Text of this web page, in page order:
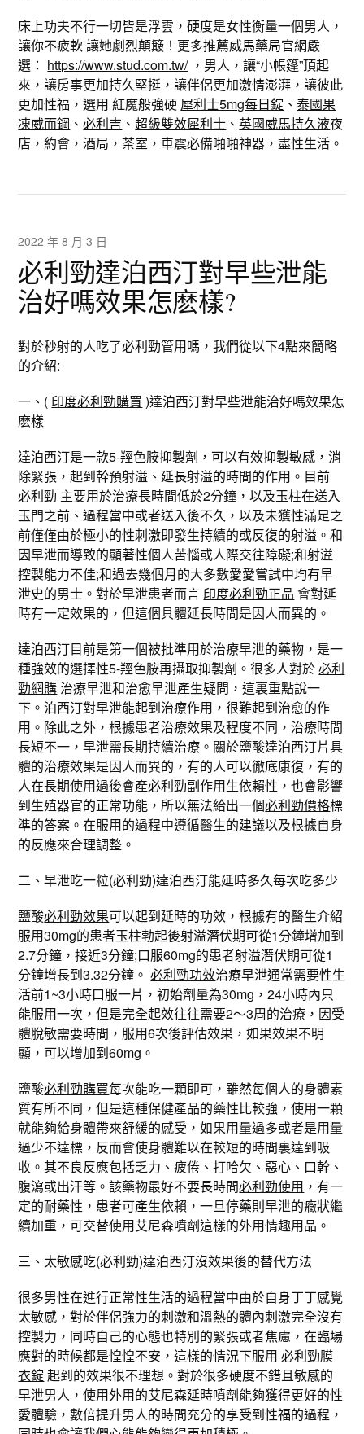
床上功夫不行一切皆是浮雲，硬度是女性衡量一個男人，
讓你不疲軟 讓她劇烈顛簸！更多推薦威馬藥局官網嚴
選： https://www.stud.com.tw/，男人，讓“小帳篷”頂起
來，讓房事更加持久堅挺，讓伴侶更加激情澎湃，讓彼此
更加性福，選用 紅魔般強硬 犀利士5mg每日錠 、泰國果
凍威而鋼 、必利吉 、超級雙效犀利士 、英國威馬持久液夜
店，約會，酒局，茶室，車震必備啪啪神器，盡性生活。
2022 年 8 月 3 日
必利勁達泊西汀對早些泄能
治好嗎效果怎麽樣?
對於秒射的人吃了必利勁管用嗎，我們從以下4點來簡略
的介紹:
一、( 印度必利勁購買 )達泊西汀對早些泄能治好嗎效果怎
麽樣
達泊西汀是一款5-羥色胺抑製劑，可以有效抑製敏感，消
除緊張，起到幹預射溢、延長射溢的時間的作用。目前
必利勁 主要用於治療長時間低於2分鐘，以及玉柱在送入
玉門之前、過程當中或者送入後不久，以及未獲性滿足之
前僅僅由於極小的性刺激即發生持續的或反復的射溢。和
因早泄而導致的顯著性個人苦惱或人際交往障礙;和射溢
控製能力不佳;和過去幾個月的大多數愛愛嘗試中均有早
泄史的男士。對於早泄患者而言 印度必利勁正品 會對延
時有一定效果的，但這個具體延長時間是因人而異的。
達泊西汀目前是第一個被批準用於治療早泄的藥物，是一
種強效的選擇性5-羥色胺再攝取抑製劑。很多人對於必利
勁網購 治療早泄和治愈早泄產生疑問，這裏重點說一
下。泊西汀對早泄能起到治療作用，很難起到治愈的作
用。除此之外，根據患者治療效果及程度不同，治療時間
長短不一，早泄需長期持續治療。關於鹽酸達泊西汀片具
體的治療效果是因人而異的，有的人可以徹底康復，有的
人在長期使用過後會產必利勁副作用生依賴性，也會影響
到生殖器官的正常功能，所以無法給出一個必利勁價格標
準的答案。在服用的過程中遵循醫生的建議以及根據自身
的反應來合理調整。
二、早泄吃一粒(必利勁)達泊西汀能延時多久每次吃多少
鹽酸必利勁效果可以起到延時的功效，根據有的醫生介紹
服用30mg的患者玉柱勃起後射溢潛伏期可從1分鐘增加到
2.7分鐘，接近3分鐘;口服60mg的患者射溢潛伏期可從1
分鐘增長到3.32分鐘。必利勁功效治療早泄通常需要性生
活前1~3小時口服一片，初始劑量為30mg，24小時內只
能服用一次，但是完全起效往往需要2～3周的治療，因受
體脫敏需要時間，服用6次後評估效果，如果效果不明
顯，可以增加到60mg。
鹽酸必利勁購買每次能吃一顆即可，雖然每個人的身體素
質有所不同，但是這種保健產品的藥性比較強，使用一顆
就能夠給身體帶來舒緩的感受，如果用量過多或者是用量
過少不達標，反而會使身體難以在較短的時間裏達到吸
收。其不良反應包括乏力、疲倦、打哈欠、惡心、口幹、
腹瀉或出汗等。該藥物最好不要長時間必利勁使用 ，有一
定的耐藥性，患者可產生依賴，一旦停藥則早泄的癥狀繼
續加重，可交替使用艾尼森噴劑這樣的外用情趣用品。
三、太敏感吃(必利勁)達泊西汀沒效果後的替代方法
很多男性在進行正常性生活的過程當中由於自身丁丁感覺
太敏感，對於伴侶強力的刺激和溫熱的體內刺激完全沒有
控製力，同時自己的心態也特別的緊張或者焦慮，在臨場
應對的時候都是惶惶不安，這樣的情況下服用必利勁膜
衣錠 起到的效果很不理想。對於很多硬度不錯且敏感的
早泄男人，使用外用的艾尼森延時噴劑能夠獲得更好的性
愛體驗，數倍提升男人的時間充分的享受到性福的過程，